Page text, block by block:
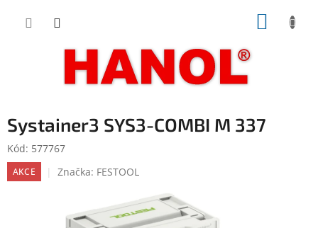
Systainer3 SYS3-COMBI M 337
Kód: 577767
AKCE Značka: FESTOOL